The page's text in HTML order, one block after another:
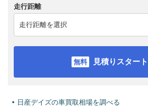
走行距離
見積りスタート
日産デイズの車買取相場を調べる